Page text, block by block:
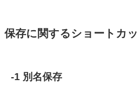
保存に関するショートカ
-1 別名保存